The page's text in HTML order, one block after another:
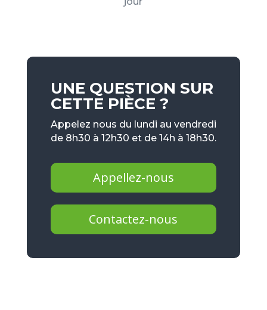
UNE QUESTION SUR
CETTE PIÈCE ?
Appelez nous du lundi au vendredi
de 8h30 à 12h30 et de 14h à 18h30.
Appellez-nous
Contactez-nous